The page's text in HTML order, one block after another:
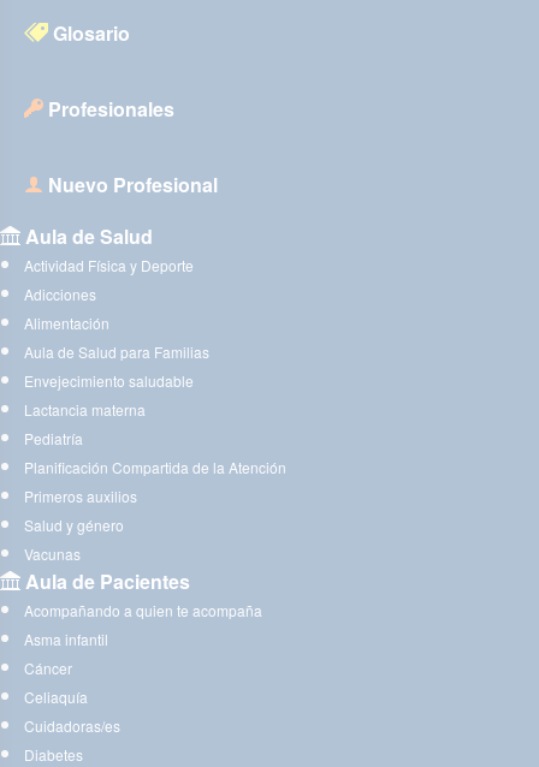
Glosario
Profesionales
Nuevo Profesional
Aula de Salud
Actividad Física y Deporte
Adicciones
Alimentación
Aula de Salud para Familias
Envejecimiento saludable
Lactancia materna
Pediatría
Planificación Compartida de la Atención
Primeros auxilios
Salud y género
Vacunas
Aula de Pacientes
Acompañando a quien te acompaña
Asma infantil
Cáncer
Celiaquía
Cuidadoras/es
Diabetes